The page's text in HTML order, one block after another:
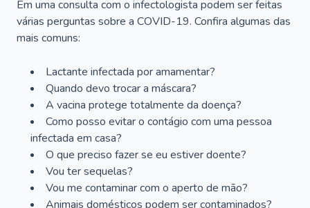
Em uma consulta com o infectologista podem ser feitas
várias perguntas sobre a COVID-19. Confira algumas das
mais comuns:
Lactante infectada por amamentar?
Quando devo trocar a máscara?
A vacina protege totalmente da doença?
Como posso evitar o contágio com uma pessoa
infectada em casa?
O que preciso fazer se eu estiver doente?
Vou ter sequelas?
Vou me contaminar com o aperto de mão?
Animais domésticos podem ser contaminados?